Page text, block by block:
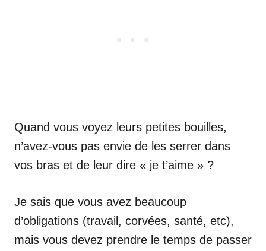
Quand vous voyez leurs petites bouilles,
n’avez-vous pas envie de les serrer dans
vos bras et de leur dire « je t’aime » ?
Je sais que vous avez beaucoup
d’obligations (travail, corvées, santé, etc),
mais vous devez prendre le temps de passer